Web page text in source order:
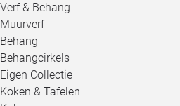
Verf & Behang
Muurverf
Behang
Behangcirkels
Eigen Collectie
Koken & Tafelen